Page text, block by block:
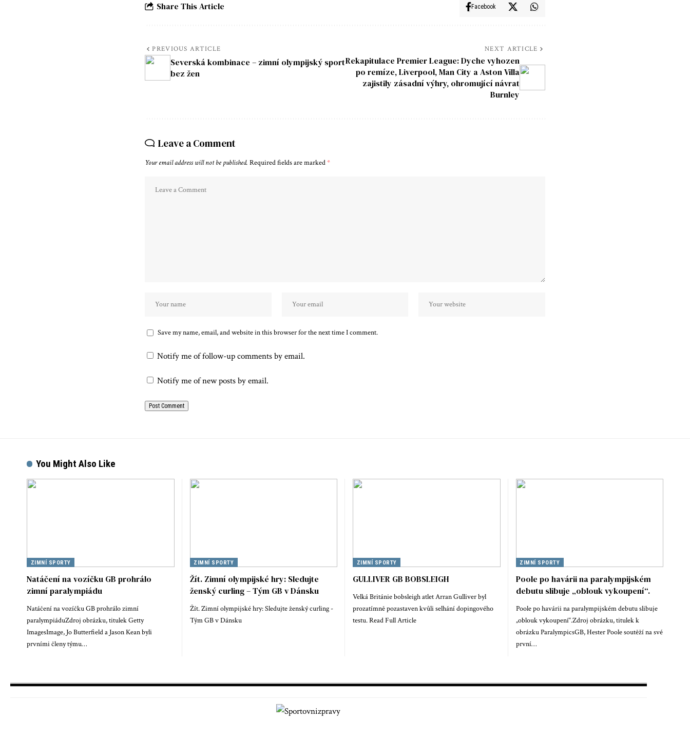
Share This Article Facebook
PREVIOUS ARTICLE
Severská kombinace – zimní olympijský sport
bez žen
NEXT ARTICLE
Rekapitulace Premier League: Dyche vyhozen
po remíze, Liverpool, Man City a Aston Villa
zajistily zásadní výhry, ohromující návrat
Burnley
Leave a Comment
Your email address will not be published. Required fields are marked*
Save my name, email, and website in this browser for the next time I comment.
Notify me of follow-up comments by email.
Notify me of new posts by email.
You Might Also Like
ZIMNÍ SPORTY
Natáčení na vozíčku GB prohrálo
zimní paralympiádu
Natáčení na vozíčku GB prohrálo zimní
paralympiáduZdroj obrázku, titulek Getty
ImagesImage, Jo Butterfield a Jason Kean byli
prvními členy týmu…
ZIMNÍ SPORTY
Žít. Zimní olympijské hry: Sledujte
ženský curling – Tým GB v Dánsku
Žít. Zimní olympijské hry: Sledujte ženský curling -
Tým GB v Dánsku
ZIMNÍ SPORTY
GULLIVER GB BOBSLEIGH
Velká Británie bobsleigh atlet Arran Gulliver byl
prozatímně pozastaven kvůli selhání dopingového
testu. Read Full Article
ZIMNÍ SPORTY
Poole po havárii na paralympijském
debutu slibuje „oblouk vykoupení“.
Poole po havárii na paralympijském debutu slibuje
„oblouk vykoupení“.Zdroj obrázku, titulek k
obrázku ParalympicsGB, Hester Poole soutěží na své
první…